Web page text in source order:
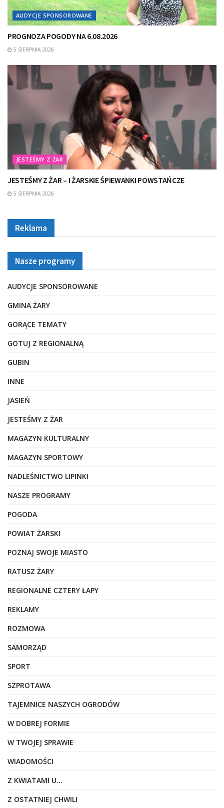
AUDYCJE SPONSOROWANE
PROGNOZA POGODY NA 6.08.2026
5 SIERPNIA 2026
JESTEŚMY Z ŻAR
JESTEŚMY Z ŻAR – I ŻARSKIE ŚPIEWANKI POWSTAŃCZE
5 SIERPNIA 2026
Reklama
Nasze programy
AUDYCJE SPONSOROWANE
GMINA ŻARY
GORĄCE TEMATY
GOTUJ Z REGIONALNĄ
GUBIN
INNE
JASIEŃ
JESTEŚMY Z ŻAR
MAGAZYN KULTURALNY
MAGAZYN SPORTOWY
NADLEŚNICTWO LIPINKI
NASZE PROGRAMY
POGODA
POWIAT ŻARSKI
POZNAJ SWOJE MIASTO
RATUSZ ŻARY
REGIONALNE CZTERY ŁAPY
REKLAMY
ROZMOWA
SAMORZĄD
SPORT
SZPROTAWA
TAJEMNICE NASZYCH OGRODÓW
W DOBREJ FORMIE
W TWOJEJ SPRAWIE
WIADOMOŚCI
Z KWIATAMI U…
Z OSTATNIEJ CHWILI